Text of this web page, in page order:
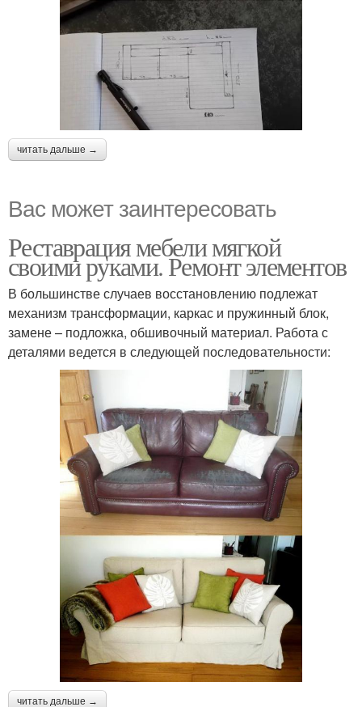
читать дальше →
Вас может заинтересовать
Реставрация мебели мягкой
своими руками. Ремонт элементов
В большинстве случаев восстановлению подлежат
механизм трансформации, каркас и пружинный блок,
замене – подложка, обшивочный материал. Работа с
деталями ведется в следующей последовательности:
читать дальше →